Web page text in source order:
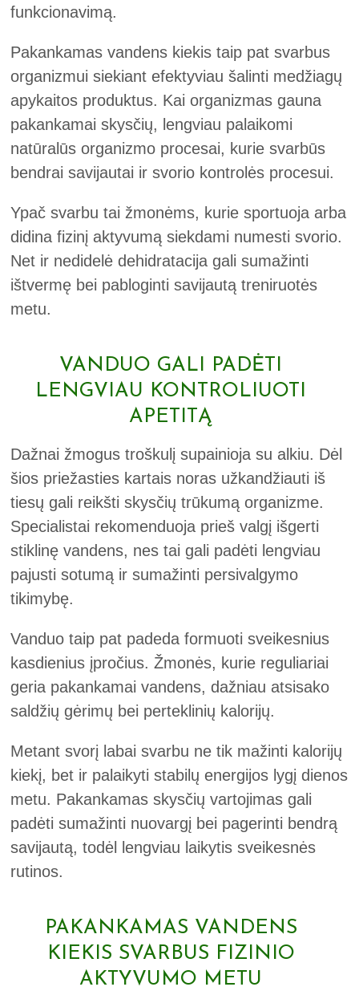
funkcionavimą.
Pakankamas vandens kiekis taip pat svarbus
organizmui siekiant efektyviau šalinti medžiagų
apykaitos produktus. Kai organizmas gauna
pakankamai skysčių, lengviau palaikomi
natūralūs organizmo procesai, kurie svarbūs
bendrai savijautai ir svorio kontrolės procesui.
Ypač svarbu tai žmonėms, kurie sportuoja arba
didina fizinį aktyvumą siekdami numesti svorio.
Net ir nedidelė dehidratacija gali sumažinti
ištvermę bei pabloginti savijautą treniruotės
metu.
VANDUO GALI PADĖTI
LENGVIAU KONTROLIUOTI
APETITĄ
Dažnai žmogus troškulį supainioja su alkiu. Dėl
šios priežasties kartais noras užkandžiauti iš
tiesų gali reikšti skysčių trūkumą organizme.
Specialistai rekomenduoja prieš valgį išgerti
stiklinę vandens, nes tai gali padėti lengviau
pajusti sotumą ir sumažinti persivalgymo
tikimybę.
Vanduo taip pat padeda formuoti sveikesnius
kasdienius įpročius. Žmonės, kurie reguliariai
geria pakankamai vandens, dažniau atsisako
saldžių gėrimų bei perteklinių kalorijų.
Metant svorį labai svarbu ne tik mažinti kalorijų
kiekį, bet ir palaikyti stabilų energijos lygį dienos
metu. Pakankamas skysčių vartojimas gali
padėti sumažinti nuovargį bei pagerinti bendrą
savijautą, todėl lengviau laikytis sveikesnės
rutinos.
PAKANKAMAS VANDENS
KIEKIS SVARBUS FIZINIO
AKTYVUMO METU